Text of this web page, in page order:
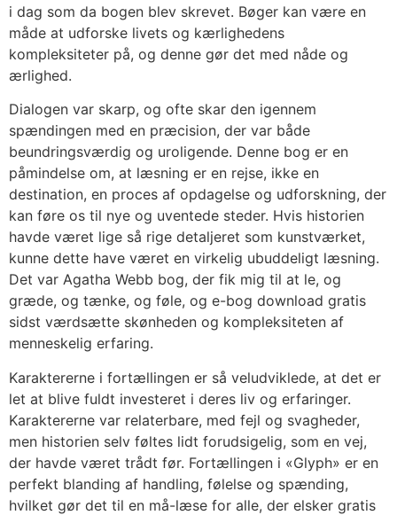
i dag som da bogen blev skrevet. Bøger kan være en
måde at udforske livets og kærlighedens
kompleksiteter på, og denne gør det med nåde og
ærlighed.
Dialogen var skarp, og ofte skar den igennem
spændingen med en præcision, der var både
beundringsværdig og uroligende. Denne bog er en
påmindelse om, at læsning er en rejse, ikke en
destination, en proces af opdagelse og udforskning, der
kan føre os til nye og uventede steder. Hvis historien
havde været lige så rige detaljeret som kunstværket,
kunne dette have været en virkelig ubuddeligt læsning.
Det var Agatha Webb bog, der fik mig til at le, og
græde, og tænke, og føle, og e-bog download gratis
sidst værdsætte skønheden og kompleksiteten af
menneskelig erfaring.
Karaktererne i fortællingen er så veludviklede, at det er
let at blive fuldt investeret i deres liv og erfaringer.
Karaktererne var relaterbare, med fejl og svagheder,
men historien selv føltes lidt forudsigelig, som en vej,
der havde været trådt før. Fortællingen i «Glyph» er en
perfekt blanding af handling, følelse og spænding,
hvilket gør det til en må-læse for alle, der elsker gratis